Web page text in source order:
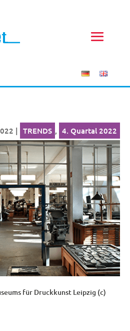
| TRENDS , 4. Quartal 2022
für Druckkunst Leipzig (c)